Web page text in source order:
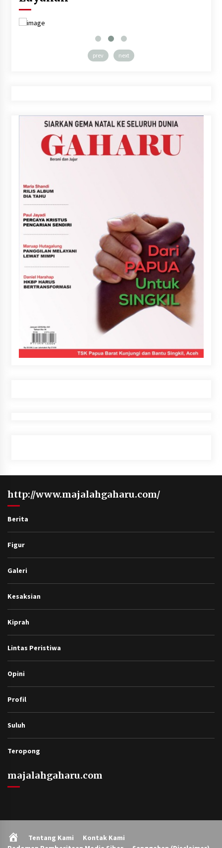
prev next
http://www.majalahgaharu.com/
Berita
Figur
Galeri
Kesaksian
Kiprah
Lintas Peristiwa
Opini
Profil
Suluh
Teropong
majalahgaharu.com
Home
Tentang Kami
Kontak Kami